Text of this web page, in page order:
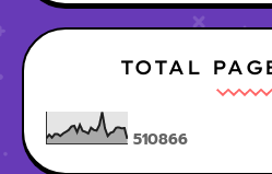
TOTAL
510866